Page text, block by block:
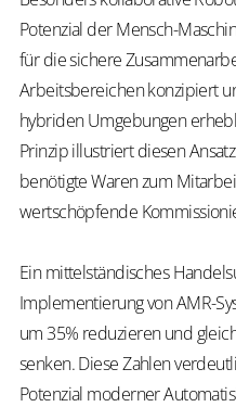
Potenzial der Mensch-
für die sichere
Arbeitsbereichen konzipiert
hybriden Umgebungen
Prinzip illustriert diesen
benötigte Waren zum
wertschöpfende
Ein mittelständisches
Implementierung von AMR-
um 35% reduzieren und
senken. Diese Zahlen
Potenzial moderner